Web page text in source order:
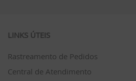
LINKS ÚTEIS
Rastreamento de Pedidos
Central de Atendimento